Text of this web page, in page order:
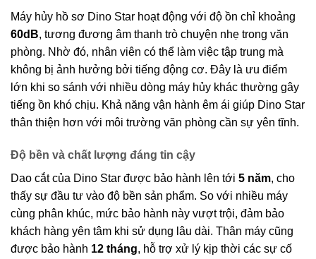
Máy hủy hồ sơ Dino Star hoạt động với độ ồn chỉ khoảng
60dB, tương đương âm thanh trò chuyện nhẹ trong văn
phòng. Nhờ đó, nhân viên có thể làm việc tập trung mà
không bị ảnh hưởng bởi tiếng động cơ. Đây là ưu điểm
lớn khi so sánh với nhiều dòng máy hủy khác thường gây
tiếng ồn khó chịu. Khả năng vận hành êm ái giúp Dino Star
thân thiện hơn với môi trường văn phòng cần sự yên tĩnh.
Độ bền và chất lượng đáng tin cậy
Dao cắt của Dino Star được bảo hành lên tới 5 năm, cho
thấy sự đầu tư vào độ bền sản phẩm. So với nhiều máy
cùng phân khúc, mức bảo hành này vượt trội, đảm bảo
khách hàng yên tâm khi sử dụng lâu dài. Thân máy cũng
được bảo hành 12 tháng, hỗ trợ xử lý kịp thời các sự cố